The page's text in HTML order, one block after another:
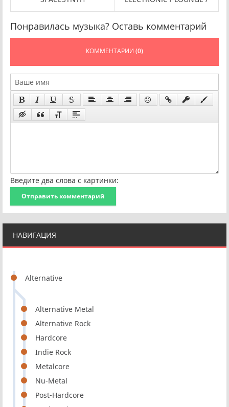
НАВИГАЦИЯ
Alternative
Alternative Metal
Alternative Rock
Hardcore
Indie Rock
Metalcore
Nu-Metal
Post-Hardcore
Понравилась музыка? Оставь комментарий
КОММЕНТАРИИ (0)
Введите два слова с картинки:
Отправить комментарий